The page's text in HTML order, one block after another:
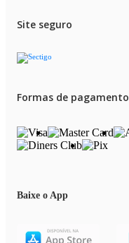
Site seguro
Formas de pagamento
Baixe o App